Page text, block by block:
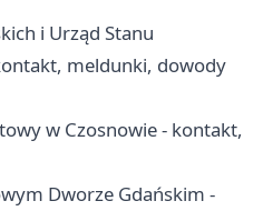
i Urząd Stanu
meldunki, dowody
w Czosnowie - kontakt,
Dworze Gdańskim -